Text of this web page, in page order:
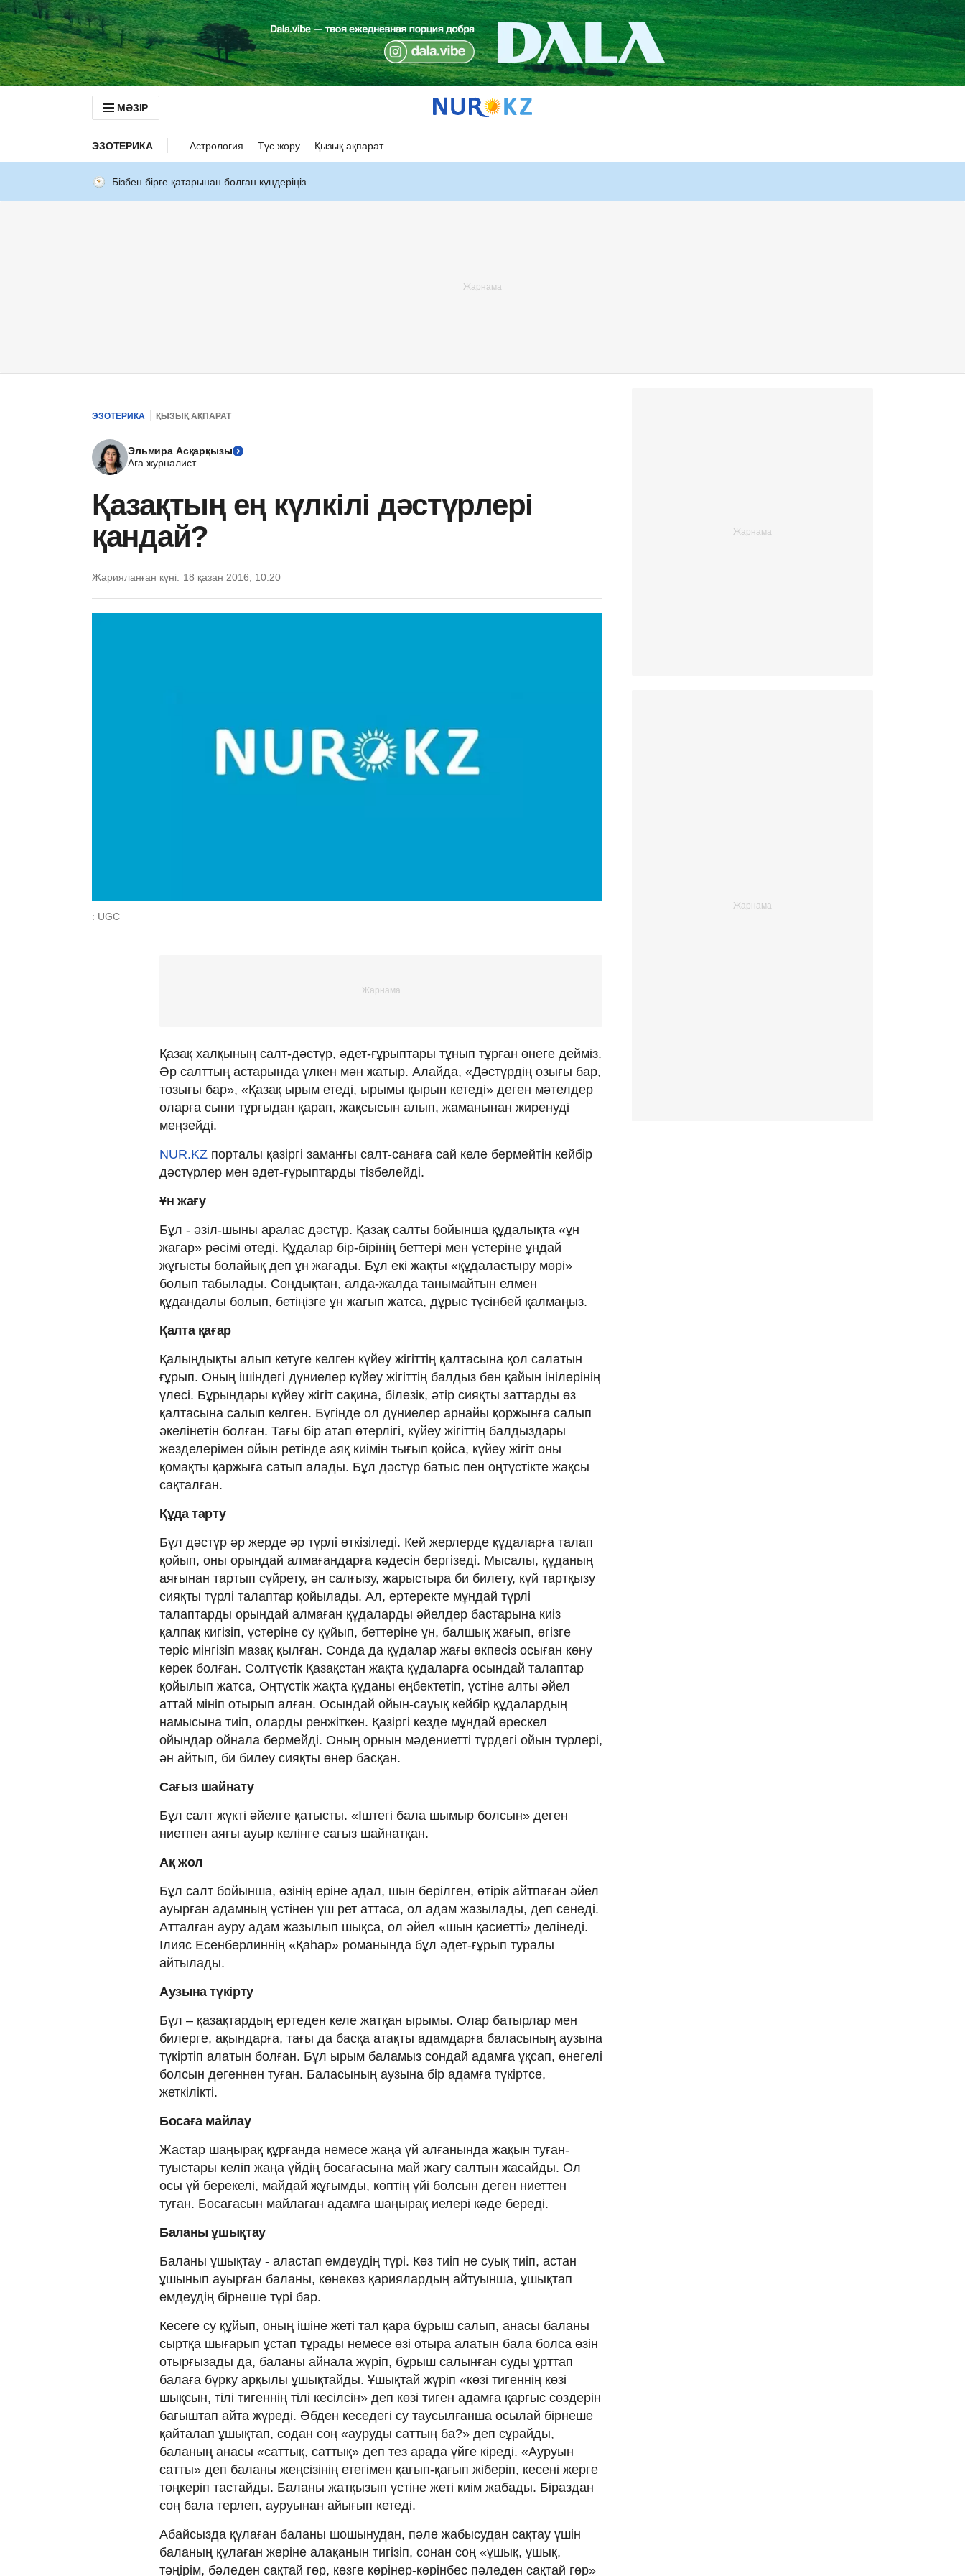
МӘЗІР
ЭЗОТЕРИКА Астрология Түс жору Қызық ақпарат
Бізбен бірге қатарынан болған күндеріңіз
ЭЗОТЕРИКА ҚЫЗЫҚ АҚПАРАТ
Эльмира Асқарқызы
Аға журналист
Қазақтың ең күлкілі дәстүрлері
қандай?
Жарияланған күні: 18 қазан 2016, 10:20
: UGC
Қазақ халқының салт-дәстүр, әдет-ғұрыптары тұнып тұрған өнеге дейміз.
Әр салттың астарында үлкен мән жатыр. Алайда, «Дәстүрдің озығы бар,
тозығы бар», «Қазақ ырым етеді, ырымы қырын кетеді» деген мәтелдер
оларға сыни тұрғыдан қарап, жақсысын алып, жаманынан жиренуді
меңзейді.
NUR.KZ порталы қазіргі заманғы салт-санаға сай келе бермейтін кейбір
дәстүрлер мен әдет-ғұрыптарды тізбелейді.
Ұн жағу
Бұл - әзіл-шыны аралас дәстүр. Қазақ салты бойынша құдалықта «ұн
жағар» рәсімі өтеді. Құдалар бір-бірінің беттері мен үстеріне ұндай
жұғысты болайық деп ұн жағады. Бұл екі жақты «құдаластыру мөрі»
болып табылады. Сондықтан, алда-жалда танымайтын елмен
құдандалы болып, бетіңізге ұн жағып жатса, дұрыс түсінбей қалмаңыз.
Қалта қағар
Қалыңдықты алып кетуге келген күйеу жігіттің қалтасына қол салатын
ғұрып. Оның ішіндегі дүниелер күйеу жігіттің балдыз бен қайын інілерінің
үлесі. Бұрындары күйеу жігіт сақина, білезік, әтір сияқты заттарды өз
қалтасына салып келген. Бүгінде ол дүниелер арнайы қоржынға салып
әкелінетін болған. Тағы бір атап өтерлігі, күйеу жігіттің балдыздары
жезделерімен ойын ретінде аяқ киімін тығып қойса, күйеу жігіт оны
қомақты қаржыға сатып алады. Бұл дәстүр батыс пен оңтүстікте жақсы
сақталған.
Құда тарту
Бұл дәстүр әр жерде әр түрлі өткізіледі. Кей жерлерде құдаларға талап
қойып, оны орындай алмағандарға кәдесін бергізеді. Мысалы, құданың
аяғынан тартып сүйрету, ән салғызу, жарыстыра би билету, күй тартқызу
сияқты түрлі талаптар қойылады. Ал, ертеректе мұндай түрлі
талаптарды орындай алмаған құдаларды әйелдер бастарына киіз
қалпақ кигізіп, үстеріне су құйып, беттеріне ұн, балшық жағып, өгізге
теріс мінгізіп мазақ қылған. Сонда да құдалар жағы өкпесіз осыған көну
керек болған. Солтүстік Қазақстан жақта құдаларға осындай талаптар
қойылып жатса, Оңтүстік жақта құданы еңбектетіп, үстіне алты әйел
аттай мініп отырып алған. Осындай ойын-сауық кейбір құдалардың
намысына тиіп, оларды ренжіткен. Қазіргі кезде мұндай өрескел
ойындар ойнала бермейді. Оның орнын мәдениетті түрдегі ойын түрлері,
ән айтып, би билеу сияқты өнер басқан.
Сағыз шайнату
Бұл салт жүкті әйелге қатысты. «Іштегі бала шымыр болсын» деген
ниетпен аяғы ауыр келінге сағыз шайнатқан.
Ақ жол
Бұл салт бойынша, өзінің еріне адал, шын берілген, өтірік айтпаған әйел
ауырған адамның үстінен үш рет аттаса, ол адам жазылады, деп сенеді.
Атталған ауру адам жазылып шықса, ол әйел «шын қасиетті» делінеді.
Ілияс Есенберлиннің «Қаһар» романында бұл әдет-ғұрып туралы
айтылады.
Аузына түкірту
Бұл – қазақтардың ертеден келе жатқан ырымы. Олар батырлар мен
билерге, ақындарға, тағы да басқа атақты адамдарға баласының аузына
түкіртіп алатын болған. Бұл ырым баламыз сондай адамға ұқсап, өнегелі
болсын дегеннен туған. Баласының аузына бір адамға түкіртсе,
жеткілікті.
Босаға майлау
Жастар шаңырақ құрғанда немесе жаңа үй алғанында жақын туған-
туыстары келіп жаңа үйдің босағасына май жағу салтын жасайды. Ол
осы үй берекелі, майдай жұғымды, көптің үйі болсын деген ниеттен
туған. Босағасын майлаған адамға шаңырақ иелері кәде береді.
Баланы ұшықтау
Баланы ұшықтау - аластап емдеудің түрі. Көз тиіп не суық тиіп, астан
ұшынып ауырған баланы, көнекөз қариялардың айтуынша, ұшықтап
емдеудің бірнеше түрі бар.
Кесеге су құйып, оның ішіне жеті тал қара бұрыш салып, анасы баланы
сыртқа шығарып ұстап тұрады немесе өзі отыра алатын бала болса өзін
отырғызады да, баланы айнала жүріп, бұрыш салынған суды ұрттап
балаға бүрку арқылы ұшықтайды. Ұшықтай жүріп «көзі тигеннің көзі
шықсын, тілі тигеннің тілі кесілсін» деп көзі тиген адамға қарғыс сөздерін
бағыштап айта жүреді. Әбден кеседегі су таусылғанша осылай бірнеше
қайталап ұшықтап, содан соң «ауруды саттың ба?» деп сұрайды,
баланың анасы «саттық, саттық» деп тез арада үйге кіреді. «Ауруын
сатты» деп баланы жеңсізінің етегімен қағып-қағып жіберіп, кесені жерге
төңкеріп тастайды. Баланы жатқызып үстіне жеті киім жабады. Біраздан
соң бала терлеп, ауруынан айығып кетеді.
Абайсызда құлаған баланы шошынудан, пәле жабысудан сақтау үшін
баланың құлаған жеріне алақанын тигізіп, сонан соң «ұшық, ұшық,
тәңірім, бәледен сақтай гөр, көзге көрінер-көрінбес пәледен сақтай гөр»